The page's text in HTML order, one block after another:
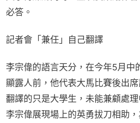
必答。
記者會「兼任」自己翻譯
李宗偉的語言天分，在今年5月中
顯露人前，他代表大馬比賽後出
翻譯的只是大學生，未能兼顧處理
李宗偉展現場上的英勇拔刀相助